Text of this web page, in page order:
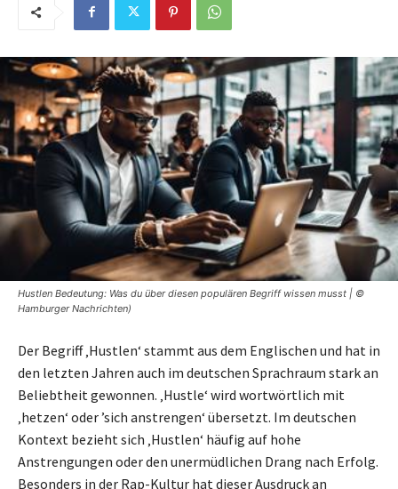
Hustlen Bedeutung: Was du über diesen populären Begriff wissen musst | ©
Hamburger Nachrichten)
Der Begriff ‚Hustlen‘ stammt aus dem Englischen und hat in
den letzten Jahren auch im deutschen Sprachraum stark an
Beliebtheit gewonnen. ‚Hustle‘ wird wortwörtlich mit
‚hetzen‘ oder ’sich anstrengen‘ übersetzt. Im deutschen
Kontext bezieht sich ‚Hustlen‘ häufig auf hohe
Anstrengungen oder den unermüdlichen Drang nach Erfolg.
Besonders in der Rap-Kultur hat dieser Ausdruck an